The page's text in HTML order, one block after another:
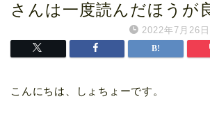
さんは一度読んだほうが
2022年7月26日
こんにちは、しょちょーです。